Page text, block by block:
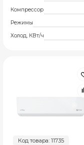
Компрессор
Режимы
Холод, КВт/ч
Код товара: 11735